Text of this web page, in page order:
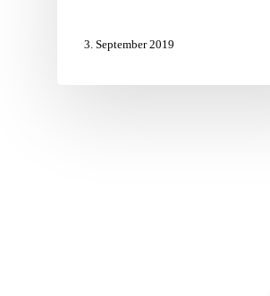
3. September 2019